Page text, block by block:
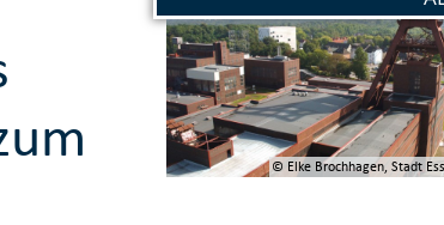
© Elke Brochhagen, Stadt